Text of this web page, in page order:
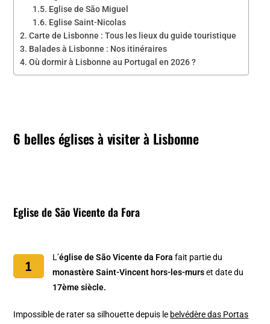
Eglise de São Miguel
Eglise Saint-Nicolas
Carte de Lisbonne : Tous les lieux du guide touristique
Balades à Lisbonne : Nos itinéraires
Où dormir à Lisbonne au Portugal en 2026 ?
6 belles églises à visiter à Lisbonne
Eglise de São Vicente da Fora
L’église de São Vicente da Fora fait partie du
monastère Saint-Vincent hors-les-murset date du
17ème siècle.
Impossible de rater sa silhouette depuis le belvédère das Portas